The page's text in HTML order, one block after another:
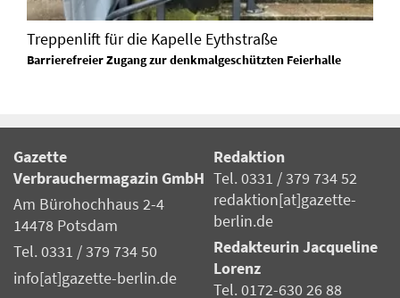
Treppenlift für die Kapelle Eythstraße
Barrierefreier Zugang zur denkmalgeschützten Feierhalle
Gazette
Verbrauchermagazin GmbH
Am Bürohochhaus 2-4
14478 Potsdam
Tel. 0331 / 379 734 50
info[at]gazette-berlin.de
Redaktion
Tel. 0331 / 379 734 52
redaktion[at]gazette-
berlin.de
Redakteurin Jacqueline
Lorenz
Tel. 0172-630 26 88